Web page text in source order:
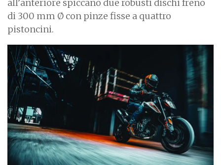
all’anteriore spiccano due robusti dischi freno
di 300 mm Ø con pinze fisse a quattro
pistoncini.